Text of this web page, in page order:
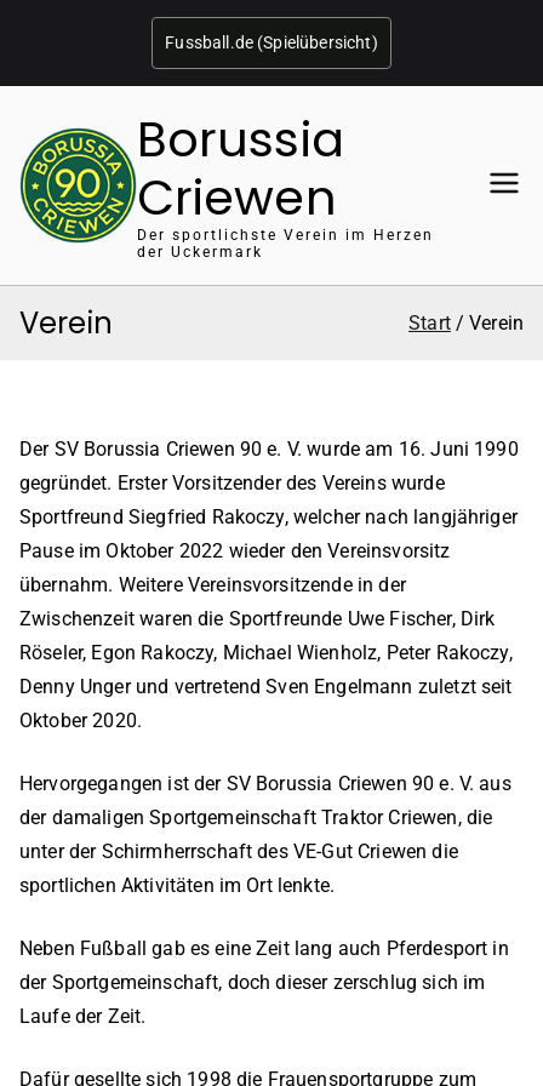
springen
Fussball.de (Spielübersicht)
Borussia
Criewen
Der sportlichste Verein im Herzen
der Uckermark
Verein Start Verein
Der SV Borussia Criewen 90 e. V. wurde am 16. Juni 1990
gegründet. Erster Vorsitzender des Vereins wurde
Sportfreund Siegfried Rakoczy, welcher nach langjähriger
Pause im Oktober 2022 wieder den Vereinsvorsitz
übernahm. Weitere Vereinsvorsitzende in der
Zwischenzeit waren die Sportfreunde Uwe Fischer, Dirk
Röseler, Egon Rakoczy, Michael Wienholz, Peter Rakoczy,
Denny Unger und vertretend Sven Engelmann zuletzt seit
Oktober 2020.
Hervorgegangen ist der SV Borussia Criewen 90 e. V. aus
der damaligen Sportgemeinschaft Traktor Criewen, die
unter der Schirmherrschaft des VE-Gut Criewen die
sportlichen Aktivitäten im Ort lenkte.
Neben Fußball gab es eine Zeit lang auch Pferdesport in
der Sportgemeinschaft, doch dieser zerschlug sich im
Laufe der Zeit.
Dafür gesellte sich 1998 die Frauensportgruppe zum